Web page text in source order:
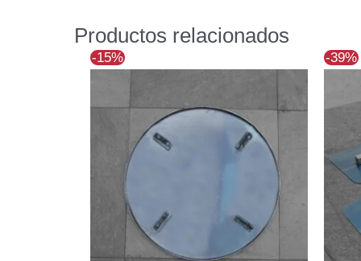
Productos relacionados
-15%
precio
$57.670.
precio
$48.925.
-39%